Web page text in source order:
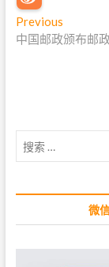
文
章
Previous
r
p
s
:
中国邮政颁布邮
微